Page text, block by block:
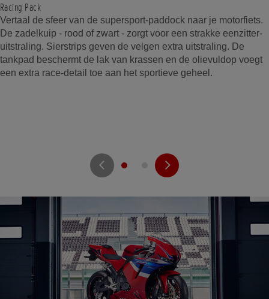
Racing Pack
Vertaal de sfeer van de supersport-paddock naar je motorfiets.
De zadelkuip - rood of zwart - zorgt voor een strakke eenzitter-
uitstraling. Sierstrips geven de velgen extra uitstraling. De
tankpad beschermt de lak van krassen en de olievuldop voegt
een extra race-detail toe aan het sportieve geheel.